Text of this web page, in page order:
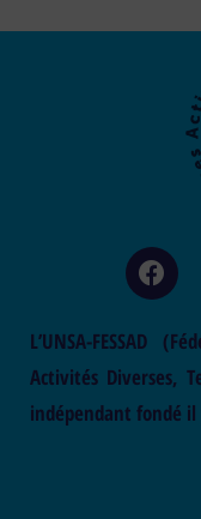
L’UNSA-FESSAD
Activités Diverses,
indépendant fondé il